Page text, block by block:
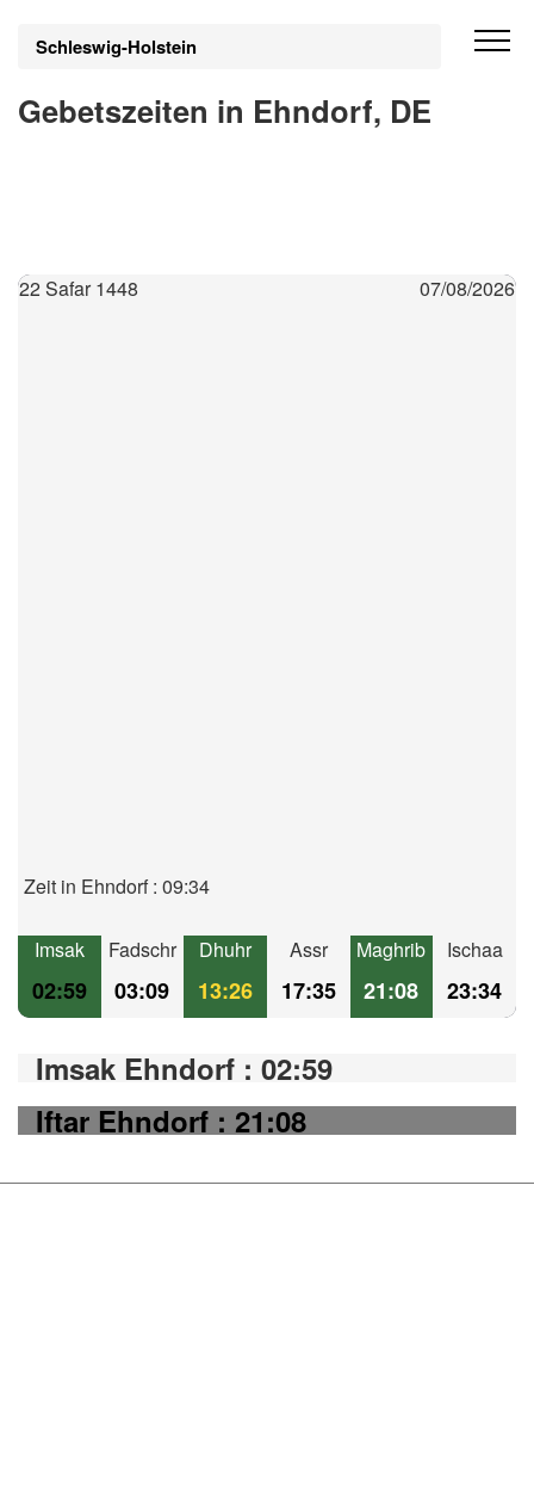
Schleswig-Holstein
Gebetszeiten in Ehndorf, DE
22 Safar 1448 07/08/2026
Zeit in Ehndorf : 09:34
Imsak
02:59
Fadschr
03:09
Dhuhr
13:26
Assr
17:35
Maghrib
21:08
Ischaa
23:34
Imsak Ehndorf : 02:59
Iftar Ehndorf : 21:08